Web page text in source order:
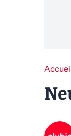
Accueil